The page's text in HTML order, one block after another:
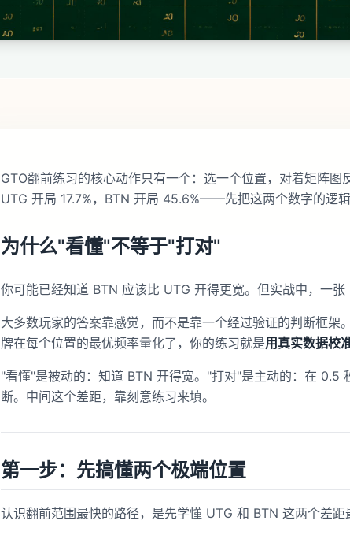
GTO翻前练习的核心动作只有一个：选一个位置，对着矩阵
UTG 开局 17.7%，BTN 开局 45.6%——先把这两个数字的逻
为什么"看懂"不等于"打对"
你可能已经知道 BTN 应该比 UTG 开得更宽。但实战中，一张
大多数玩家的答案靠感觉，而不是靠一个经过验证的判断框
牌在每个位置的最优频率量化了，你的练习就是用真实数据校
"看懂"是被动的：知道 BTN 开得宽。"打对"是主动的：在 0.5
断。中间这个差距，靠刻意练习来填。
第一步：先搞懂两个极端位置
认识翻前范围最快的路径，是先学懂 UTG 和 BTN 这两个差距